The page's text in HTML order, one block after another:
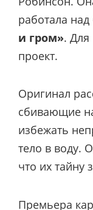
работала
и гром».
проект.
Оригинал
сбивающие
избежать
тело в воду.
что их тайну
Премьера